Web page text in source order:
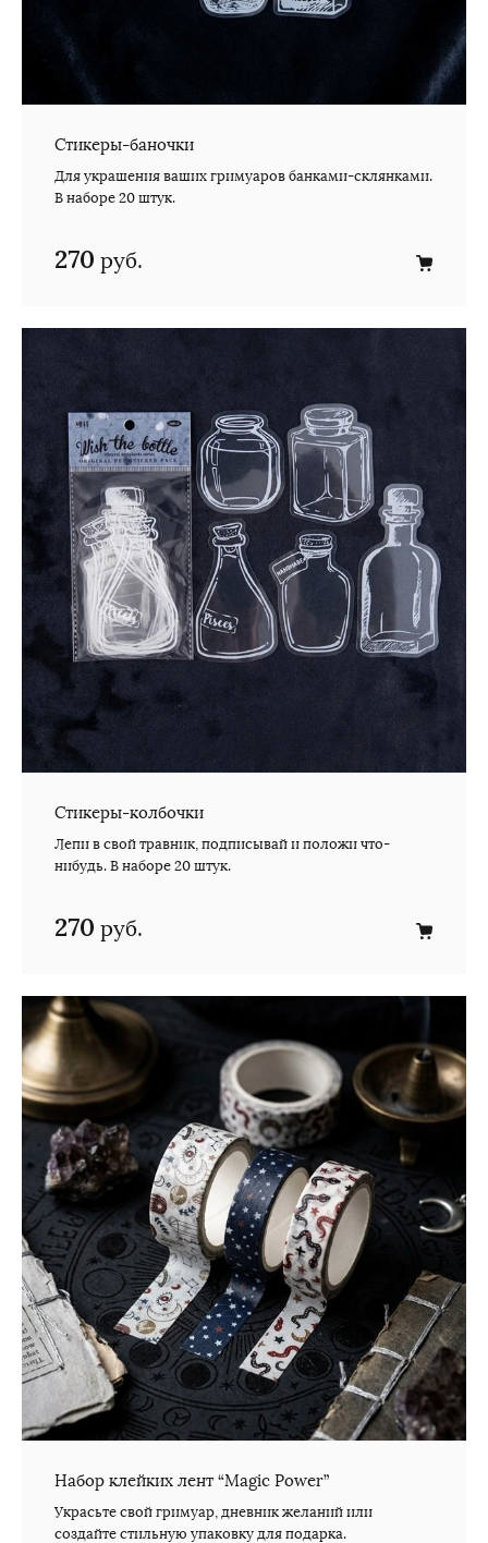
Стикеры-баночки
Для украшения ваших гримуаров банками-склянками.
В наборе 20 штук.
270 руб.
Стикеры-колбочки
Лепи в свой травник, подписывай и положи что-
нибудь. В наборе 20 штук.
270 руб.
Набор клейких лент “Magic Power”
Украсьте свой гримуар, дневник желаний или
создайте стильную упаковку для подарка.